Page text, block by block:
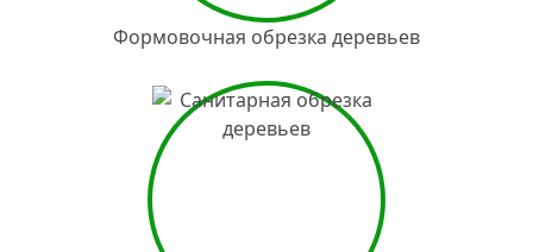
Формовочная обрезка деревьев